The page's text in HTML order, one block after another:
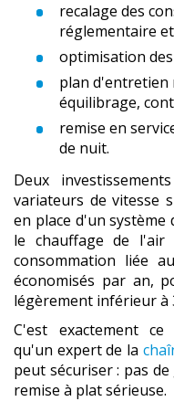
recalage des
réglementaire
optimisation
plan d'entretien
équilibrage,
remise en
de nuit.
Deux
variateurs de vitesse
en place d'un
le chauffage de
consommation liée
économisés par an,
légèrement inférieur à
C'est exactement
qu'un expert de la
peut sécuriser : pas
remise à plat sérieuse.